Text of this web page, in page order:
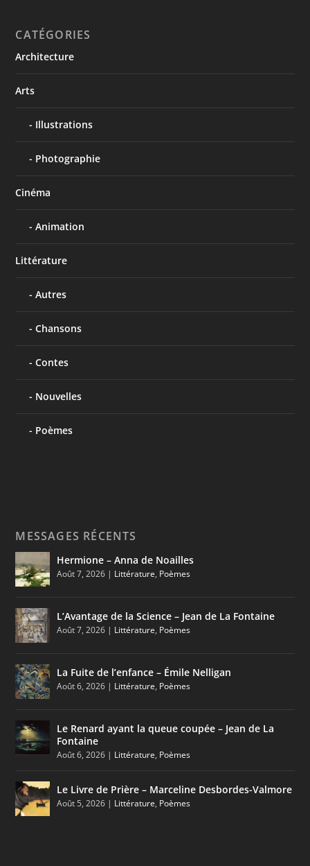
CATÉGORIES
Architecture
Arts
Illustrations
Photographie
Cinéma
Animation
Littérature
Autres
Chansons
Contes
Nouvelles
Poèmes
MESSAGES RÉCENTS
Hermione – Anna de Noailles
Août 7, 2026 | Littérature, Poèmes
L’Avantage de la Science – Jean de La Fontaine
Août 7, 2026 | Littérature, Poèmes
La Fuite de l’enfance – Émile Nelligan
Août 6, 2026 | Littérature, Poèmes
Le Renard ayant la queue coupée – Jean de La
Fontaine
Août 6, 2026 | Littérature, Poèmes
Le Livre de Prière – Marceline Desbordes-Valmore
Août 5, 2026 | Littérature, Poèmes